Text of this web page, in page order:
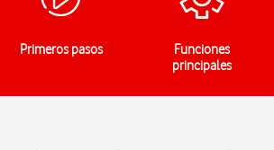
Primeros pasos
Funciones
principales